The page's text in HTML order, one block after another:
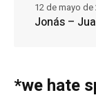
Jonás –
12 de mayo de
*we hate